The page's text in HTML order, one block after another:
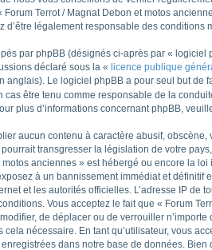
Terrot / Magnat Debon et motos
d’être légalement responsable des conditions
par phpBB (désignés ci-après par « logiciel
déclaré sous la « licence publique
anglais). Le logiciel phpBB a pour seul but de
cas être tenu comme responsable de la
plus d’informations concernant phpBB,
aucun contenu à caractère abusif,
transgresser la législation de votre
motos anciennes » est hébergé ou encore la
à un bannissement immédiat et définitif
et les autorités officielles. L’adresse IP de
Vous acceptez le fait que « Forum
de déplacer ou de verrouiller
cela nécessaire. En tant qu’utilisateur, vous
dans notre base de données.